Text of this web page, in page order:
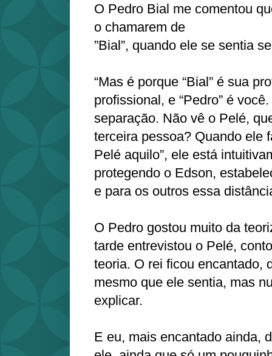
O Pedro Bial me comentou
o chamarem de
”Bial”, quando ele se sentia
“Mas é porque “Bial” é sua
profissional, e “Pedro” é
separação. Não vê o Pelé,
terceira pessoa? Quando ele
Pelé aquilo”, ele está
protegendo o Edson,
e para os outros essa
O Pedro gostou muito da
tarde entrevistou o Pelé,
teoria. O rei ficou encantado,
mesmo que ele sentia, mas
explicar.
E eu, mais encantado ainda,